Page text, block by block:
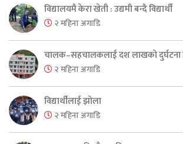
विद्यालयमै केरा खेती : उद्यमी बन्दै विद्यार्थी
२ महिना अगाडि
चालक–सहचालकलाई दश लाखको दुर्घटना
२ महिना अगाडि
विद्यार्थीलाई झोला
२ महिना अगाडि